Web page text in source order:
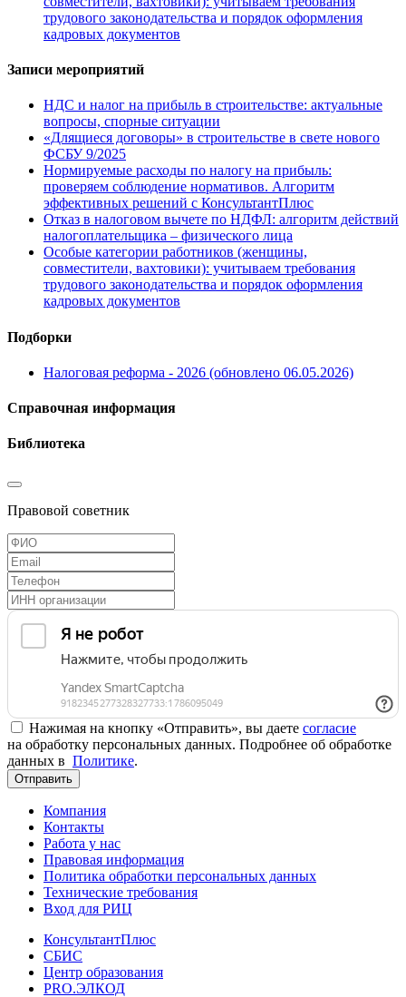
трудового законодательства и порядок оформления
кадровых документов
Записи мероприятий
НДС и налог на прибыль в строительстве: актуальные
вопросы, спорные ситуации
«Длящиеся договоры» в строительстве в свете нового
ФСБУ 9/2025
Нормируемые расходы по налогу на прибыль:
проверяем соблюдение нормативов. Алгоритм
эффективных решений с КонсультантПлюс
Отказ в налоговом вычете по НДФЛ: алгоритм действий
налогоплательщика – физического лица
Особые категории работников (женщины,
совместители, вахтовики): учитываем требования
трудового законодательства и порядок оформления
кадровых документов
Подборки
Налоговая реформа - 2026 (обновлено 06.05.2026)
Справочная информация
Библиотека
Правовой советник
Нажимая на кнопку «Отправить», вы даете согласие
на обработку персональных данных. Подробнее об обработке
данных в Политике.
Отправить
Компания
Контакты
Работа у нас
Правовая информация
Политика обработки персональных данных
Технические требования
Вход для РИЦ
КонсультантПлюс
СБИС
Центр образования
PRO.ЭЛКОД